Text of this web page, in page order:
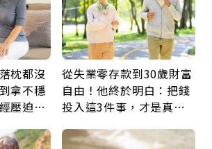
枕都沒
拿不穩
壓迫上
從失業零存款到30歲財富
自由！他終於明白：把錢
投入這3件事，才是真正